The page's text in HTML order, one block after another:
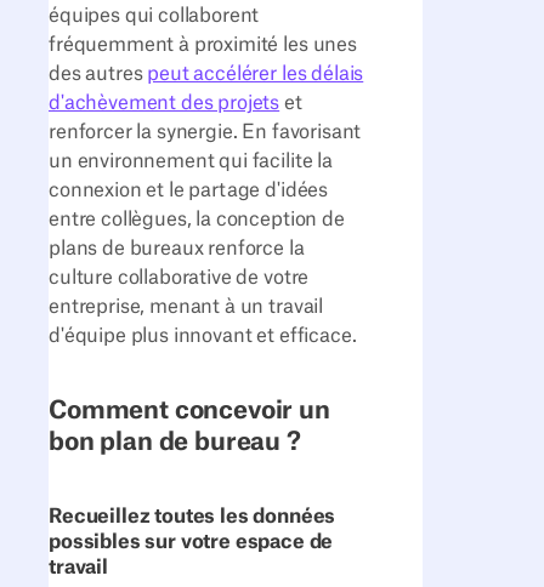
équipes qui collaborent
fréquemment à proximité les unes
des autres peut accélérer les délais
d'achèvement des projets et
renforcer la synergie. En favorisant
un environnement qui facilite la
connexion et le partage d'idées
entre collègues, la conception de
plans de bureaux renforce la
culture collaborative de votre
entreprise, menant à un travail
d'équipe plus innovant et efficace.
Comment concevoir un
bon plan de bureau ?
Recueillez toutes les données
possibles sur votre espace de
travail